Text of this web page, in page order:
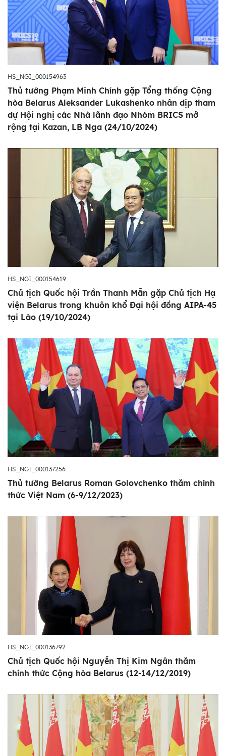
HS_NGI_000154963
Thủ tướng Phạm Minh Chính gặp Tổng thống Cộng
hòa Belarus Aleksander Lukashenko nhân dịp tham
dự Hội nghị các Nhà lãnh đạo Nhóm BRICS mở
rộng tại Kazan, LB Nga (24/10/2024)
HS_NGI_000154619
Chủ tịch Quốc hội Trần Thanh Mẫn gặp Chủ tịch Hạ
viện Belarus trong khuôn khổ Đại hội đồng AIPA-45
tại Lào (19/10/2024)
HS_NGI_000137256
Thủ tướng Belarus Roman Golovchenko thăm chính
thức Việt Nam (6-9/12/2023)
HS_NGI_000136792
Chủ tịch Quốc hội Nguyễn Thị Kim Ngân thăm
chính thức Cộng hòa Belarus (12-14/12/2019)